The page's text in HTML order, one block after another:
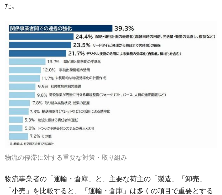
た。
物流の停滞に対する重要な対策・取り組み
物流事業者の「運輸・倉庫」と、主要な荷主の「製造」「卸売」
「小売」を比較すると、「運輸・倉庫」は多くの項目で重要とする